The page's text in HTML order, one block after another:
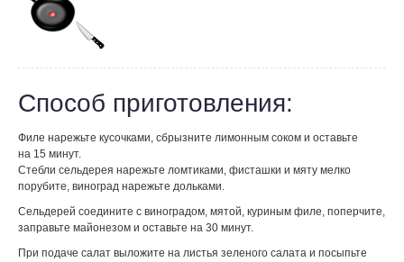
Способ приготовления:
Филе нарежьте кусочками, сбрызните лимонным соком и оставьте
на 15 минут.
Стебли сельдерея нарежьте ломтиками, фисташки и мяту мелко
порубите, виноград нарежьте дольками.
Сельдерей соедините с виноградом, мятой, куриным филе, поперчите,
заправьте майонезом и оставьте на 30 минут.
При подаче салат выложите на листья зеленого салата и посыпьте